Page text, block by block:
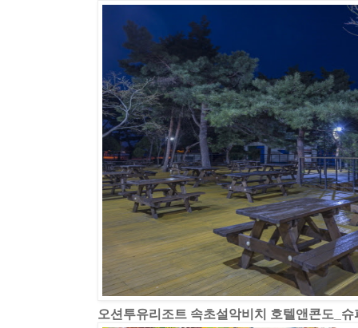
오션투유리조트 속초설악비치 호텔앤콘도_슈